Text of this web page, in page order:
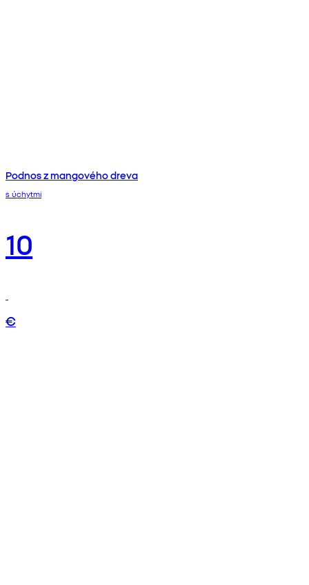
Podnos z mangového dreva
s úchytmi
10
€